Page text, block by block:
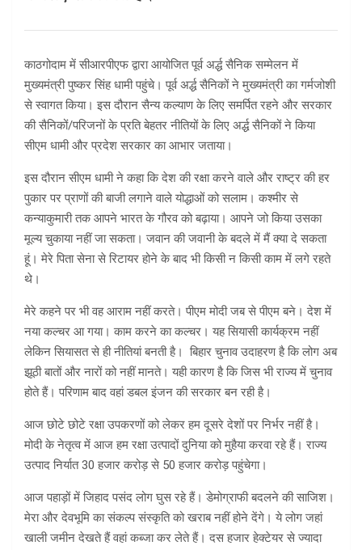
काठगोदाम में सीआरपीएफ द्वारा आयोजित पूर्व अर्द्ध सैनिक सम्मेलन में
मुख्‍यमंत्री पुष्कर सिंह धामी पहुंचे। पूर्व अर्द्ध सैनिकों ने मुख्यमंत्री का गर्मजोशी
से स्वागत किया। इस दौरान सैन्य कल्याण के लिए समर्पित रहने और सरकार
की सैनिकों/परिजनों के प्रति बेहतर नीतियों के लिए अर्द्ध सैनिकों ने किया
सीएम धामी और प्रदेश सरकार का आभार जताया।
इस दौरान सीएम धामी ने कहा कि देश की रक्षा करने वाले और राष्ट्र की हर
पुकार पर प्राणों की बाजी लगाने वाले योद्धाओं को सलाम। कश्मीर से
कन्याकुमारी तक आपने भारत के गौरव को बढ़ाया। आपने जो किया उसका
मूल्य चुकाया नहीं जा सकता। जवान की जवानी के बदले में मैं क्या दे सकता
हूं। मेरे पिता सेना से रिटायर होने के बाद भी किसी न किसी काम में लगे रहते
थे।
मेरे कहने पर भी वह आराम नहीं करते। पीएम मोदी जब से पीएम बने। देश में
नया कल्चर आ गया। काम करने का कल्चर। यह सियासी कार्यक्रम नहीं
लेकिन सियासत से ही नीतियां बनती है। बिहार चुनाव उदाहरण है कि लोग अब
झूठी बातों और नारों को नहीं मानते। यही कारण है कि जिस भी राज्य में चुनाव
होते हैं। परिणाम बाद वहां डबल इंजन की सरकार बन रही है।
आज छोटे छोटे रक्षा उपकरणों को लेकर हम दूसरे देशों पर निर्भर नहीं है।
मोदी के नेतृत्व में आज हम रक्षा उत्पादों दुनिया को मुहैया करवा रहे हैं। राज्य
उत्पाद निर्यात 30 हजार करोड़ से 50 हजार करोड़ पहुंचेगा।
आज पहाड़ों में जिहाद पसंद लोग घुस रहे हैं। डेमोग्राफी बदलने की साजिश।
मेरा और देवभूमि का संकल्प संस्कृति को खराब नहीं होने देंगे। ये लोग जहां
खाली जमीन देखते हैं वहां कब्जा कर लेते हैं। दस हजार हेक्टेयर से ज्यादा